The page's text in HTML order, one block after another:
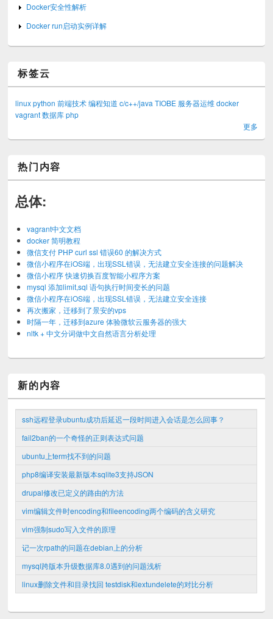
Docker安全性解析
Docker run启动实例详解
标签云
linux python 前端技术 编程知道 c/c++/java TIOBE 服务器运维 docker
vagrant 数据库 php
更多
热门内容
总体:
vagrant中文文档
docker 简明教程
微信支付 PHP curl ssl 错误60 的解决方式
微信小程序在iOS端，出现SSL错误，无法建立安全连接的问题解决
微信小程序 快速切换百度智能小程序方案
mysql 添加limit,sql 语句执行时间变长的问题
微信小程序在iOS端，出现SSL错误，无法建立安全连接
再次搬家，迁移到了景安的vps
时隔一年，迁移到azure 体验微软云服务器的强大
nltk + 中文分词做中文自然语言分析处理
新的内容
ssh远程登录ubuntu成功后延迟一段时间进入会话是怎么回事？
fail2ban的一个奇怪的正则表达式问题
ubuntu上term找不到的问题
php8编译安装最新版本sqlite3支持JSON
drupal修改已定义的路由的方法
vim编辑文件时encoding和fileencoding两个编码的含义研究
vim强制sudo写入文件的原理
记一次rpath的问题在debian上的分析
mysql跨版本升级数据库8.0遇到的问题浅析
linux删除文件和目录找回 testdisk和extundelete的对比分析